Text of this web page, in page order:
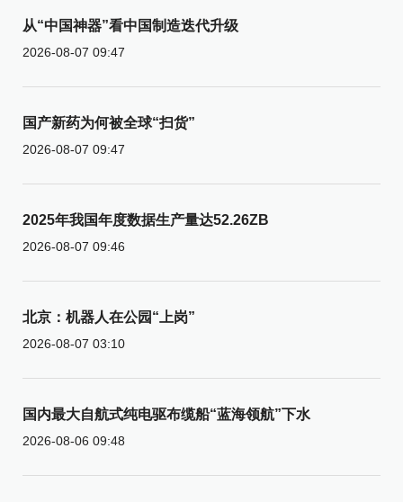
从“中国神器”看中国制造迭代升级
2026-08-07 09:47
国产新药为何被全球“扫货”
2026-08-07 09:47
2025年我国年度数据生产量达52.26ZB
2026-08-07 09:46
北京：机器人在公园“上岗”
2026-08-07 03:10
国内最大自航式纯电驱布缆船“蓝海领航”下水
2026-08-06 09:48